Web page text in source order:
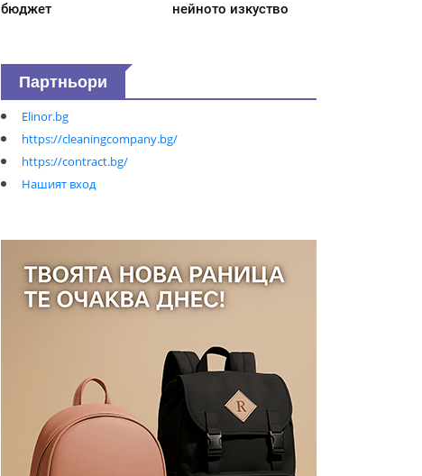
бюджет
нейното изкуство
Партньори
Elinor.bg
https://cleaningcompany.bg/
https://contract.bg/
Нашият вход